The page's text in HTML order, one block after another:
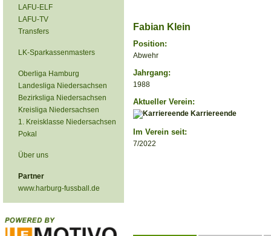
LAFU-ELF
LAFU-TV
Transfers
LK-Sparkassenmasters
Oberliga Hamburg
Landesliga Niedersachsen
Bezirksliga Niedersachsen
Kreisliga Niedersachsen
1. Kreisklasse Niedersachsen
Pokal
Über uns
Partner
www.harburg-fussball.de
Fabian Klein
Position:
Abwehr
Jahrgang:
1988
Aktueller Verein:
Karriereende
Im Verein seit:
7/2022